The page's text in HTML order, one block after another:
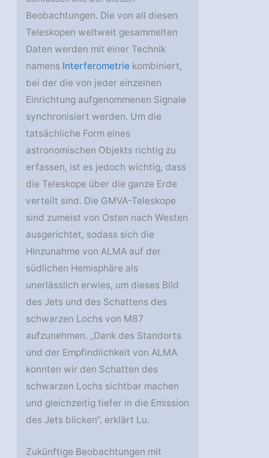
Beobachtungen. Die von all diesen
Teleskopen weltweit gesammelten
Daten werden mit einer Technik
namens Interferometrie kombiniert,
bei der die von jeder einzelnen
Einrichtung aufgenommenen Signale
synchronisiert werden. Um die
tatsächliche Form eines
astronomischen Objekts richtig zu
erfassen, ist es jedoch wichtig, dass
die Teleskope über die ganze Erde
verteilt sind. Die GMVA-Teleskope
sind zumeist von Osten nach Westen
ausgerichtet, sodass sich die
Hinzunahme von ALMA auf der
südlichen Hemisphäre als
unerlässlich erwies, um dieses Bild
des Jets und des Schattens des
schwarzen Lochs von M87
aufzunehmen. „Dank des Standorts
und der Empfindlichkeit von ALMA
konnten wir den Schatten des
schwarzen Lochs sichtbar machen
und gleichzeitig tiefer in die Emission
des Jets blicken“, erklärt Lu.
Zukünftige Beobachtungen mit